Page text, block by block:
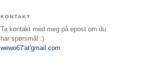
KONTAKT
Ta kontakt med meg på epost om du
har spørsmål :)
wewo67'at'gmail.com